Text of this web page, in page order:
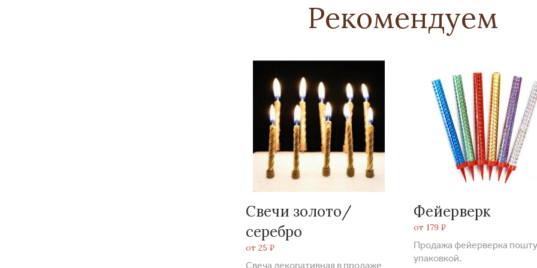
Рекомендуем
Свечи золото/
серебро
от 25 ₽
Свеча декоративная в продаже
Фейерверк
от 179 ₽
Продажа фейерверка
упаковкой.